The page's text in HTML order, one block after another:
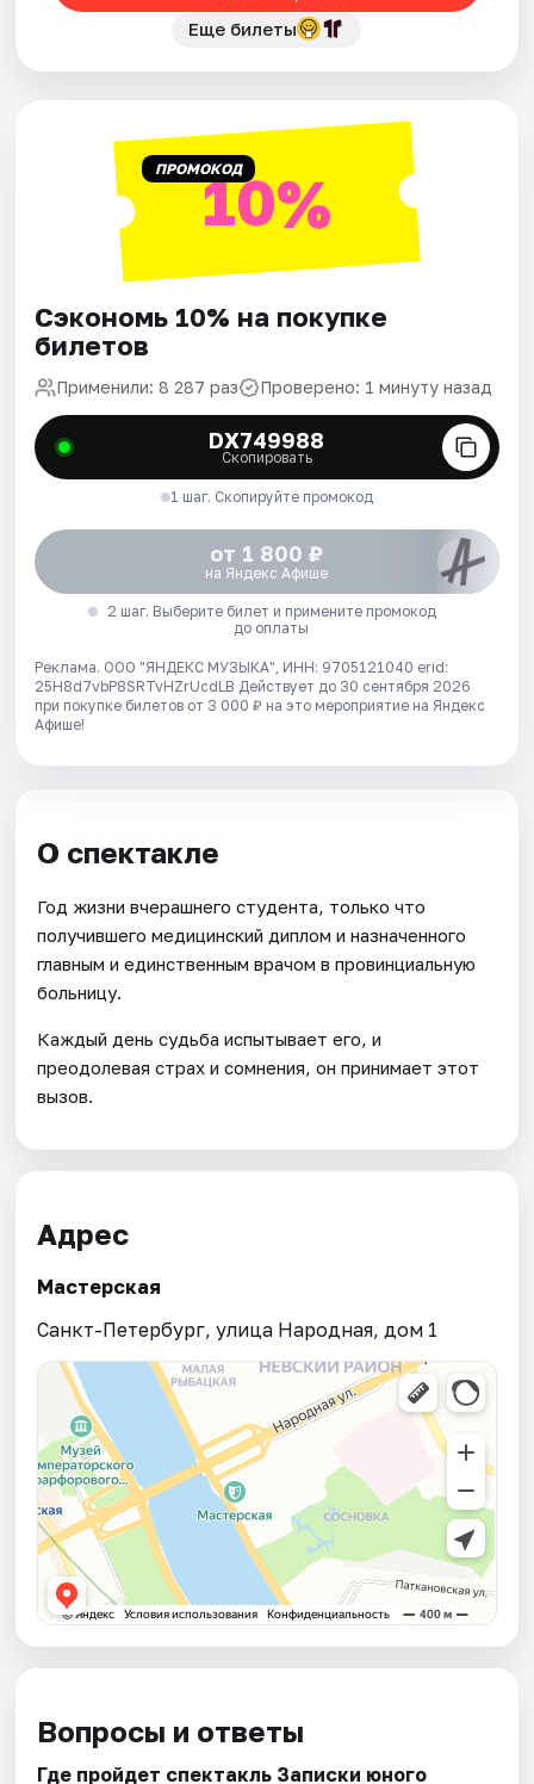
Еще билеты
ПРОМОКОД10%
Сэкономь 10% на покупке
билетов
Применили: 8 287 раз Проверено: 1 минуту назад
DX749988
Скопировать
1 шаг. Скопируйте промокод
от 1 800 ₽
на Яндекс Афише
2 шаг. Выберите билет и примените промокод
до оплаты
Реклама. ООО "ЯНДЕКС МУЗЫКА", ИНН: 9705121040 erid:
25H8d7vbP8SRTvHZrUcdLB Действует до 30 сентября 2026
при покупке билетов от 3 000 ₽ на это мероприятие на Яндекс
Афише!
О спектакле
Год жизни вчерашнего студента, только что
получившего медицинский диплом и назначенного
главным и единственным врачом в провинциальную
больницу.
Каждый день судьба испытывает его, и
преодолевая страх и сомнения, он принимает этот
вызов.
Адрес
Мастерская
Санкт-Петербург, улица Народная, дом 1
Вопросы и ответы
Где пройдет спектакль Записки юного